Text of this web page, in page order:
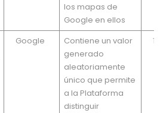
los mapas de
Google en ellos
Google
Contiene un valor
generado
aleatoriamente
único que permite
a la Plataforma
distinguir
1